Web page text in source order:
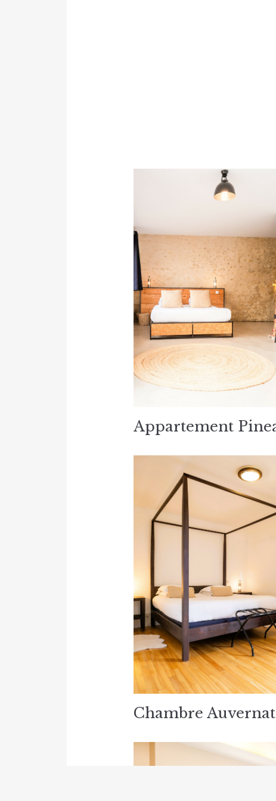
Appartement
Chambre Auvernat